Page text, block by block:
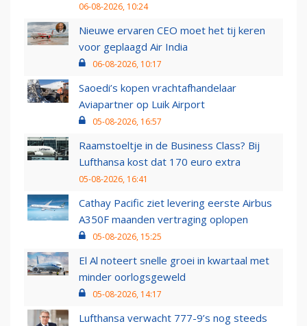
06-08-2026, 10:24
Nieuwe ervaren CEO moet het tij keren
voor geplaagd Air India
06-08-2026, 10:17
Saoedi’s kopen vrachtafhandelaar
Aviapartner op Luik Airport
05-08-2026, 16:57
Raamstoeltje in de Business Class? Bij
Lufthansa kost dat 170 euro extra
05-08-2026, 16:41
Cathay Pacific ziet levering eerste Airbus
A350F maanden vertraging oplopen
05-08-2026, 15:25
El Al noteert snelle groei in kwartaal met
minder oorlogsgeweld
05-08-2026, 14:17
Lufthansa verwacht 777-9’s nog steeds